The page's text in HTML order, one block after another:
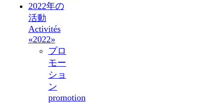
2022年の
活動
Activités
«2022»
プロ
モー
ショ
ン
promotion